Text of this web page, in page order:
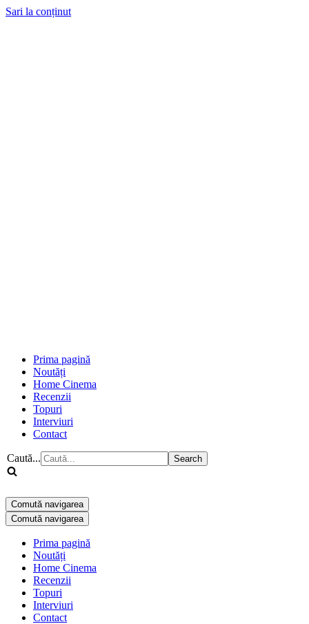
Sari la conținut
Prima pagină
Noutăți
Home Cinema
Recenzii
Topuri
Interviuri
Contact
Caută...
Comută navigarea
Comută navigarea
Prima pagină
Noutăți
Home Cinema
Recenzii
Topuri
Interviuri
Contact